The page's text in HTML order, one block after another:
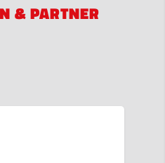
& PARTNER